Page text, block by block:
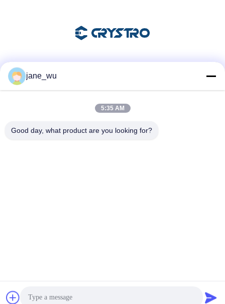
Доставщик. 2018-2026 ANHUI CRYSTRO CRYSTAL MATERIALS
Co., Ltd. Все. Все права защищены.
jane_wu
5:35 AM
Good day, what product are you looking for?